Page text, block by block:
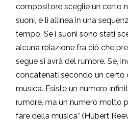
compositore sceglie un certo
suoni, e li allinea in una
tempo. Se i suoni sono stati
alcuna relazione fra ciò che
segue si avrà del rumore. Se,
concatenati secondo un certo
musica. Esiste un numero
rumore, ma un numero molto
fare della musica” (Hubert